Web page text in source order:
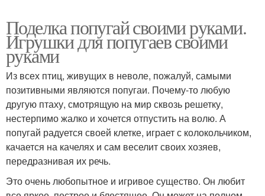
Поделка попугай своими руками.
Игрушки для попугаев своими
руками
Из всех птиц, живущих в неволе, пожалуй, самыми
позитивными являются попугаи. Почему-то любую
другую птаху, смотрящую на мир сквозь решетку,
нестерпимо жалко и хочется отпустить на волю. А
попугай радуется своей клетке, играет с колокольчиком,
качается на качелях и сам веселит своих хозяев,
передразнивая их речь.
Это очень любопытное и игривое существо. Он любит